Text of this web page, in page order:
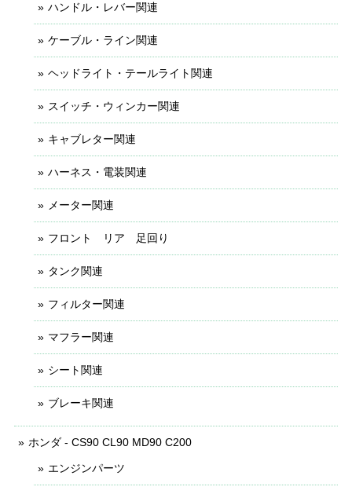
ハンドル・レバー関連
ケーブル・ライン関連
ヘッドライト・テールライト関連
スイッチ・ウィンカー関連
キャブレター関連
ハーネス・電装関連
メーター関連
フロント リア 足回り
タンク関連
フィルター関連
マフラー関連
シート関連
ブレーキ関連
ホンダ - CS90 CL90 MD90 C200
エンジンパーツ